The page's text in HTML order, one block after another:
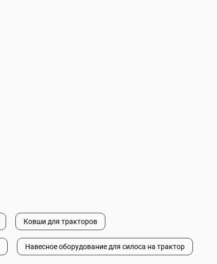
Ковши для тракторов
Навесное оборудование для силоса на трактор